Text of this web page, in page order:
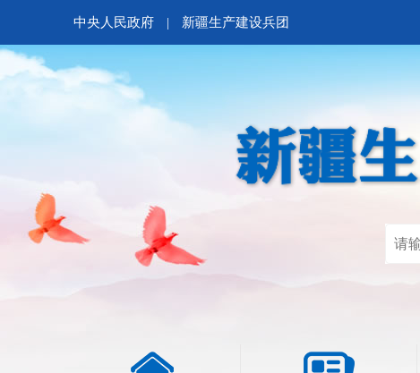
中央人民政府 | 新疆生产建设兵团